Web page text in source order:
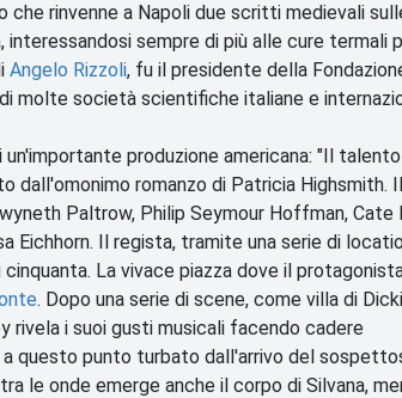
che rinvenne a Napoli due scritti medievali
sempre di più alle cure termali
Angelo Rizzoli, fu il presidente della
molte società scientifiche italiane e
un'importante produzione americana: "Il
dall'omonimo romanzo di Patricia Highsmith.
Paltrow, Philip Seymour Hoffman, Cate
Eichhorn. Il regista, tramite una serie di
La vivace piazza dove il
. Dopo una serie di scene, come villa di
rivela i suoi gusti musicali facendo cadere
questo punto turbato dall'arrivo del
le onde emerge anche il corpo di Silvana,